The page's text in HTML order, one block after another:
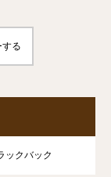
る
ックバック